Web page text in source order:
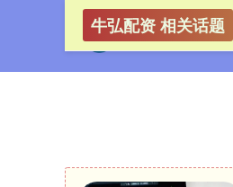
牛弘配资 相关话题